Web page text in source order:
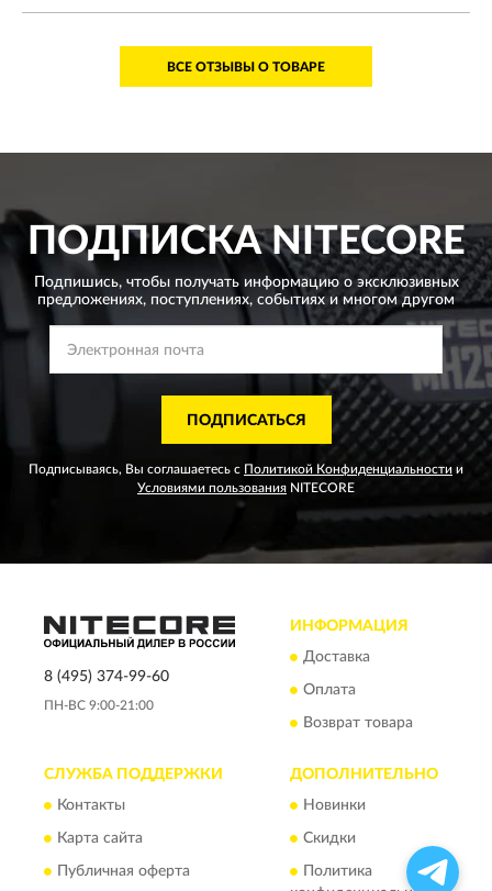
ВСЕ ОТЗЫВЫ О ТОВАРЕ
ПОДПИСКАNITECORE
Подпишись, чтобы получать информацию о эксклюзивных
предложениях, поступлениях, событиях и многом другом
ПОДПИСАТЬСЯ
Подписываясь, Вы соглашаетесь с Политикой Конфиденциальности и
Условиями пользования NITECORE
8 (495) 374-99-60
ПН-ВС 9:00-21:00
ИНФОРМАЦИЯ
Доставка
Оплата
Возврат товара
СЛУЖБА ПОДДЕРЖКИ
Контакты
Карта сайта
Публичная оферта
ДОПОЛНИТЕЛЬНО
Новинки
Скидки
Политика